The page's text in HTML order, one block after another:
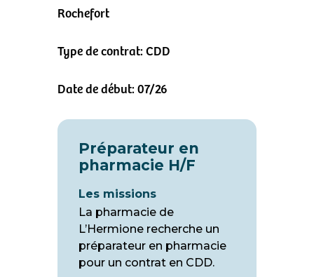
Rochefort
Type de contrat: CDD
Date de début: 07/26
Préparateur en
pharmacie H/F
Les missions
La pharmacie de
L’Hermione recherche un
préparateur en pharmacie
pour un contrat en CDD.